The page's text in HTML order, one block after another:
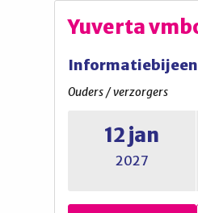
Yuverta
Ouders / verzorgers
12 jan
2027